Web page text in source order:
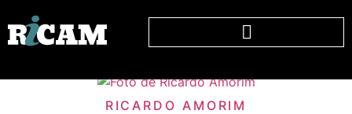
RICARDO AMORIM